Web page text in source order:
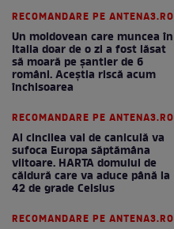
RECOMANDARE PE ANTENA3.RO
Un moldovean care muncea în
Italia doar de o zi a fost lăsat
să moară pe şantier de 6
români. Aceștia riscă acum
închisoarea
RECOMANDARE PE ANTENA3.RO
Al cincilea val de caniculă va
sufoca Europa săptămâna
viitoare. HARTA domului de
căldură care va aduce până la
42 de grade Celsius
RECOMANDARE PE ANTENA3.RO